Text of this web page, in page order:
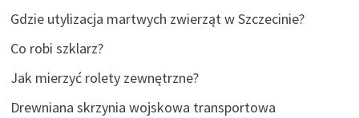
Gdzie utylizacja martwych zwierząt w Szczecinie?
Co robi szklarz?
Jak mierzyć rolety zewnętrzne?
Drewniana skrzynia wojskowa transportowa